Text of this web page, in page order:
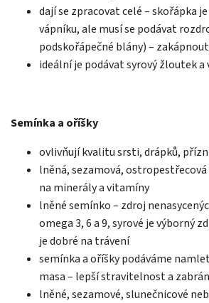
dají se zpracovat celé – skořápka
vápníku, ale musí se podávat
podskořápečné blány) –
ideální je podávat syrový žloutek a
Semínka a oříšky
ovlivňují kvalitu srsti, drápků,
lněná, sezamová,
na minerály a vitamíny
lněné semínko – zdroj
omega 3, 6 a 9, syrové je výborný
je dobré na trávení
semínka a oříšky podáváme
masa – lepší stravitelnost a
lněné, sezamové, slunečnicové